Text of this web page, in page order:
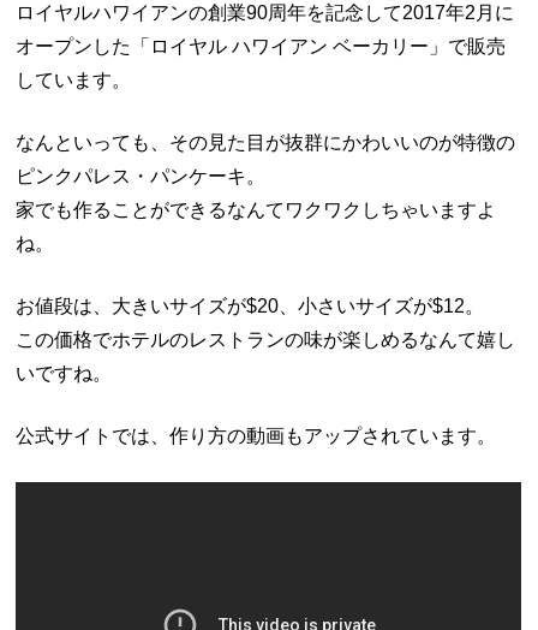
ロイヤルハワイアンの創業90周年を記念して2017年2月に
オープンした「ロイヤル ハワイアン ベーカリー」で販売
しています。
なんといっても、その見た目が抜群にかわいいのが特徴の
ピンクパレス・パンケーキ。
家でも作ることができるなんてワクワクしちゃいますよ
ね。
お値段は、大きいサイズが$20、小さいサイズが$12。
この価格でホテルのレストランの味が楽しめるなんて嬉し
いですね。
公式サイトでは、作り方の動画もアップされています。